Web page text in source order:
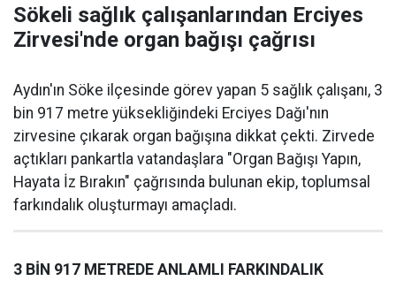
Sökeli sağlık çalışanlarından Erciyes
Zirvesi'nde organ bağışı çağrısı
Aydın'ın Söke ilçesinde görev yapan 5 sağlık çalışanı, 3
bin 917 metre yüksekliğindeki Erciyes Dağı'nın
zirvesine çıkarak organ bağışına dikkat çekti. Zirvede
açtıkları pankartla vatandaşlara "Organ Bağışı Yapın,
Hayata İz Bırakın" çağrısında bulunan ekip, toplumsal
farkındalık oluşturmayı amaçladı.
3 BİN 917 METREDE ANLAMLI FARKINDALIK